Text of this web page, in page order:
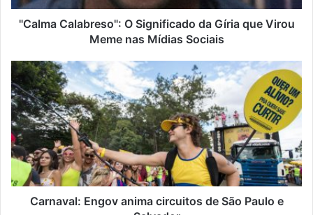
"Calma Calabreso": O Significado da Gíria que Virou
Meme nas Mídias Sociais
Carnaval: Engov anima circuitos de São Paulo e